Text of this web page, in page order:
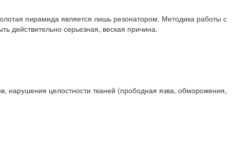
пирамида является лишь резонатором. Методика работы с
действительно серьезная, веская причина.
нарушения целостности тканей (прободная язва, обморожения,